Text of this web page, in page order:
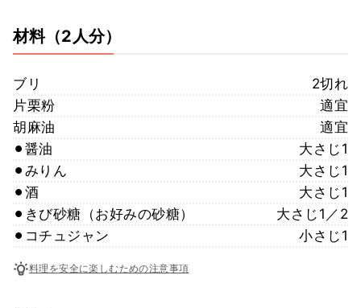
材料（2人分）
ブリ
2切れ
片栗粉
適宜
胡麻油
適宜
⚫︎醤油
大さじ1
⚫︎みりん
大さじ1
⚫︎酒
大さじ1
⚫︎きび砂糖（お好みの砂糖）
大さじ1／2
⚫︎コチュジャン
小さじ1
料理を安全に楽しむための注意事項